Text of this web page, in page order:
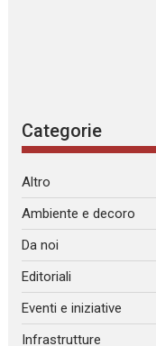
Categorie
Altro
Ambiente e decoro
Da noi
Editoriali
Eventi e iniziative
Infrastrutture